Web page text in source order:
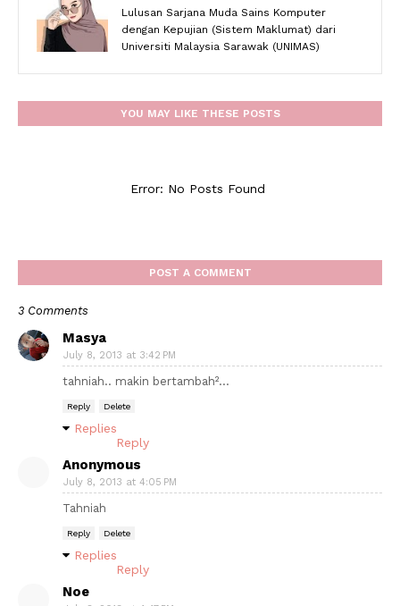
Lulusan Sarjana Muda Sains Komputer
dengan Kepujian (Sistem Maklumat) dari
Universiti Malaysia Sarawak (UNIMAS)
YOU MAY LIKE THESE POSTS
Error: No Posts Found
POST A COMMENT
3 Comments
Masya
July 8, 2013 at 3:42 PM
tahniah.. makin bertambah²...
Reply Delete
Replies
Reply
Anonymous
July 8, 2013 at 4:05 PM
Tahniah
Reply Delete
Replies
Reply
Noe